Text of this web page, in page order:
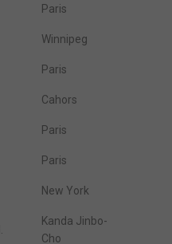
Paris
Winnipeg
Paris
Cahors
Paris
Paris
New York
Kanda Jinbo-
Cho